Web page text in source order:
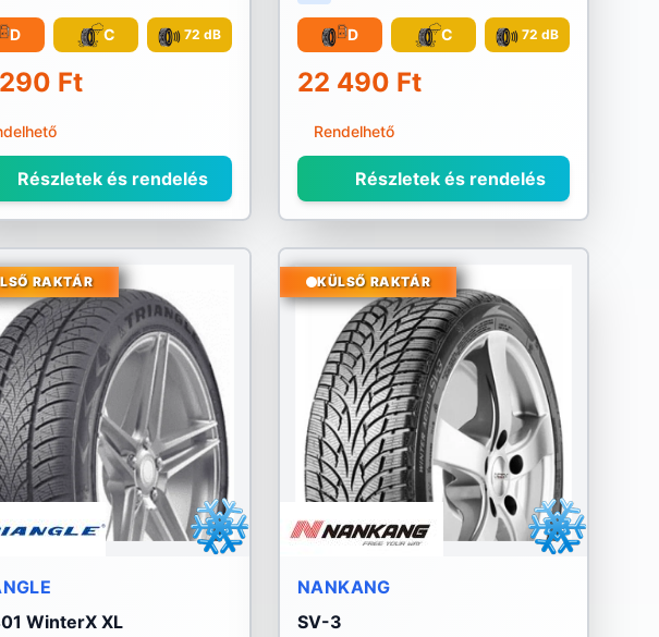
D C 72 dB
Ft
Részletek és rendelés
D C 72 dB
22 490 Ft
Rendelhető
Részletek és rendelés
RAKTÁR
WinterX XL
KÜLSŐ RAKTÁR
NANKANG
SV-3